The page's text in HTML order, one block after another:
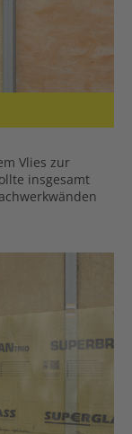
Vlies zur
insgesamt